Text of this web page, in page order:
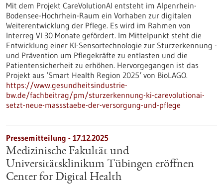
Mit dem Projekt CareVolutionAI entsteht im Alpenrhein-
Bodensee-Hochrhein-Raum ein Vorhaben zur digitalen
Weiterentwicklung der Pflege. Es wird im Rahmen von
Interreg VI 30 Monate gefördert. Im Mittelpunkt steht die
Entwicklung einer KI-Sensortechnologie zur Sturzerkennung -
und Prävention um Pflegekräfte zu entlasten und die
Patientensicherheit zu erhöhen. Hervorgegangen ist das
Projekt aus ‘Smart Health Region 2025‘ von BioLAGO.
https://www.gesundheitsindustrie-
bw.de/fachbeitrag/pm/sturzerkennung-ki-carevolutionai-
setzt-neue-massstaebe-der-versorgung-und-pflege
Pressemitteilung - 17.12.2025
Medizinische Fakultät und
Universitätsklinikum Tübingen eröffnen
Center for Digital Health